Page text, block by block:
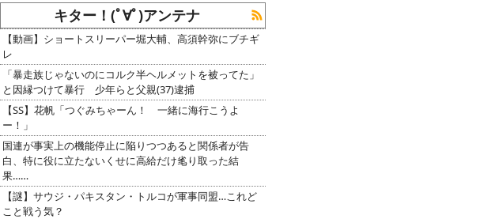
キター！(ﾟ∀ﾟ)アンテナ
【動画】ショートスリーパー堀大輔、高須幹弥にブチギ
レ
「暴走族じゃないのにコルク半ヘルメットを被ってた」
と因縁つけて暴行 少年らと父親(37)逮捕
【SS】花帆「つぐみちゃーん！ 一緒に海行こうよ
ー！」
国連が事実上の機能停止に陥りつつあると関係者が告
白、特に役に立たないくせに高給だけ毟り取った結
果……
【謎】サウジ・パキスタン・トルコが軍事同盟…これど
こと戦う気？